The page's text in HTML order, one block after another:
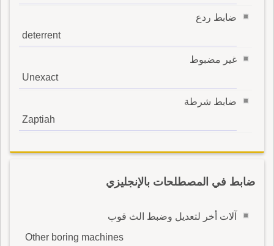
ضابط ردع
deterrent
غير مضبوط
Unexact
ضابط شرطة
Zaptiah
ضابط في المصطلحات بالإنجليزي
آلات أخر لتعديل وضبط الث قوب
Other boring machines